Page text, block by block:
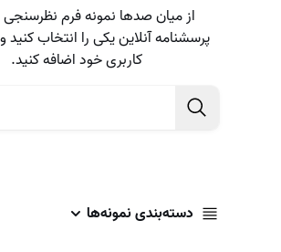
از میان صدها نمونه فرم نظرسنجی
پرسشنامه آنلاین یکی را انتخاب
کاربری خود اضافه کنید.
دسته‌بندی نمونه‌ها